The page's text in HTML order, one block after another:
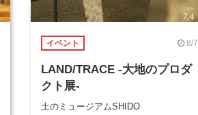
イベント 8/7
LAND/TRACE -大地のプロダ
クト展-
土のミュージアムSHIDO